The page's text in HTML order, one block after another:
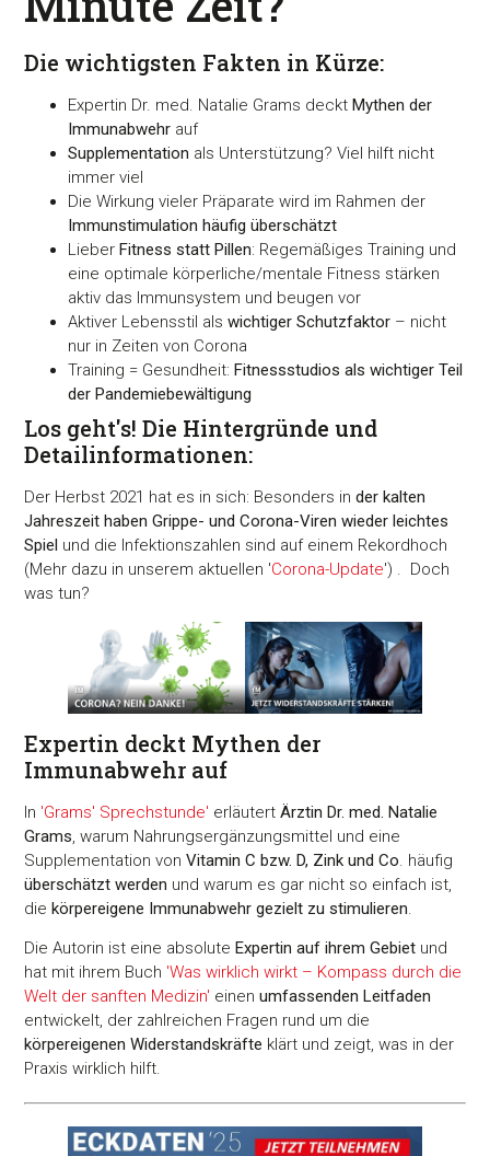
Die wichtigsten Fakten in Kürze:
Expertin Dr. med. Natalie Grams decktMythen der
Immunabwehr auf
Supplementation als Unterstützung? Viel hilft nicht
immer viel
Die Wirkung vieler Präparate wird im Rahmen der
Immunstimulation häufig überschätzt
LieberFitness statt Pillen: Regemäßiges Training und
eine optimale körperliche/mentale Fitness stärken
aktiv das Immunsystem und beugen vor
Aktiver Lebensstil alswichtiger Schutzfaktor – nicht
nur in Zeiten von Corona
Training = Gesundheit:Fitnessstudios als wichtiger Teil
der Pandemiebewältigung
Los geht's! Die Hintergründe und
Detailinformationen:
Der Herbst 2021 hat es in sich: Besonders inder kalten
Jahreszeit haben Grippe- und Corona-Viren wieder leichtes
Spiel und die Infektionszahlen sind auf einem Rekordhoch
(Mehr dazu in unserem aktuellen 'Corona-Update') . Doch
was tun?
Expertin deckt Mythen der
Immunabwehr auf
In 'Grams' Sprechstunde' erläutertÄrztin Dr. med. Natalie
Grams, warum Nahrungsergänzungsmittel und eine
Supplementation vonVitamin C bzw. D, Zink und Co. häufig
überschätzt werden und warum es gar nicht so einfach ist,
diekörpereigene Immunabwehr gezielt zu stimulieren.
Die Autorin ist eine absolute Expertin auf ihrem Gebiet und
hat mit ihrem Buch 'Was wirklich wirkt – Kompass durch die
Welt der sanften Medizin' einenumfassenden Leitfaden
entwickelt, der zahlreichen Fragen rund um die
körpereigenen Widerstandskräfte klärt und zeigt, was in der
Praxis wirklich hilft.